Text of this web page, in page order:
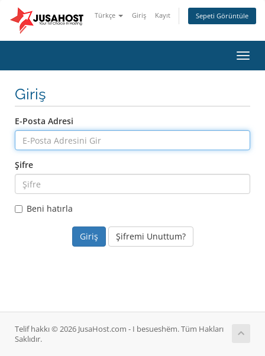
Türkçe Giriş Kayıt Sepeti Görüntüle
Giriş
E-Posta Adresi
Şifre
Beni hatırla
Şifremi Unuttum?
Telif hakkı © 2026 JusaHost.com - I besueshëm. Tüm Hakları
Saklıdır.